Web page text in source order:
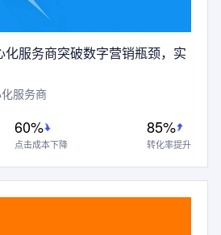
服务商突破数字营销瓶颈，实
服务商
60%
点击成本下降
85%
转化率提升